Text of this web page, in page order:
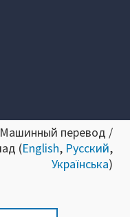
перевод /
(English, Русский,
Українська)